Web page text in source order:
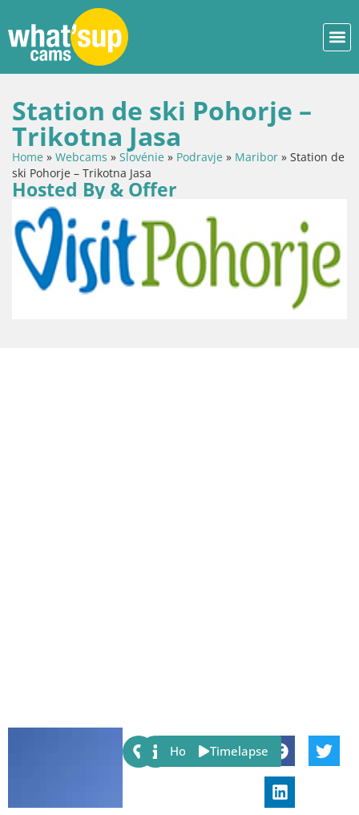
Station de ski Pohorje –
Trikotna Jasa
Home » Webcams » Slovénie » Podravje » Maribor » Station de
ski Pohorje – Trikotna Jasa
Hosted By & Offer
Share:
Host Timelapse